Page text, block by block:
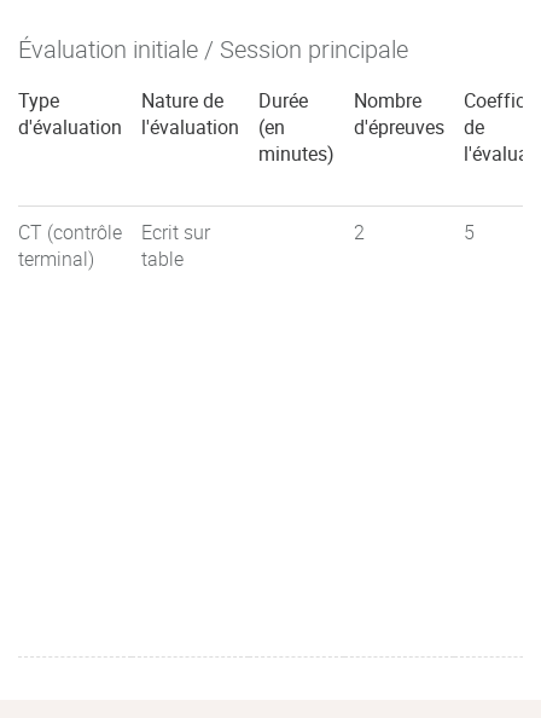
Évaluation initiale / Session principale
Type
d'évaluation
Nature de
l'évaluation
Durée
(en
minutes)
Nombre
d'épreuves
de
CT (contrôle
terminal)
Ecrit sur
table
2 5